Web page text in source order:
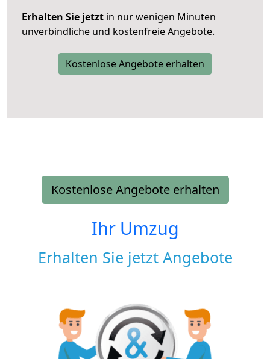
Erhalten Sie jetzt in nur wenigen Minuten
unverbindliche und kostenfreie Angebote.
Kostenlose Angebote erhalten
Kostenlose Angebote erhalten
Ihr Umzug
Erhalten Sie jetzt Angebote